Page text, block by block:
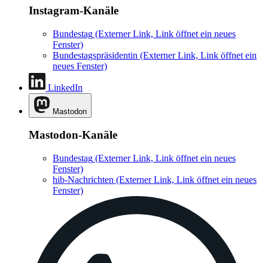
Instagram-Kanäle
Bundestag (Externer Link, Link öffnet ein neues
Fenster)
Bundestagspräsidentin (Externer Link, Link öffnet ein
neues Fenster)
LinkedIn
Mastodon
Mastodon-Kanäle
Bundestag (Externer Link, Link öffnet ein neues
Fenster)
hib-Nachrichten (Externer Link, Link öffnet ein neues
Fenster)